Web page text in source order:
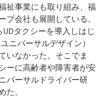
祉事業にも取り組み、福
プ会社も展開している。
タクシーを導入しはじ
ニバーサルデザイン）
いなかった。そこでま
ーに高齢者や障害者が安
バーサルドライバー研
た。